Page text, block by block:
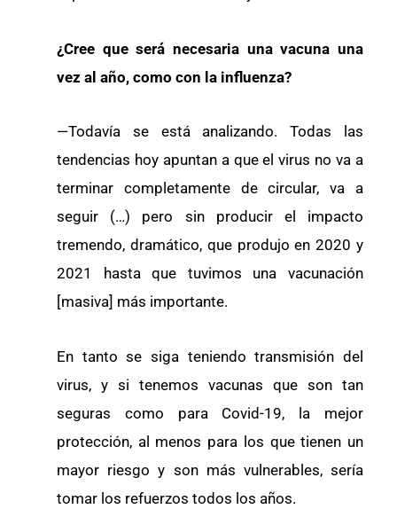
¿Cree que será necesaria una vacuna una
vez al año, como con la influenza?
—Todavía se está analizando. Todas las
tendencias hoy apuntan a que el virus no va a
terminar completamente de circular, va a
seguir (…) pero sin producir el impacto
tremendo, dramático, que produjo en 2020 y
2021 hasta que tuvimos una vacunación
[masiva] más importante.
En tanto se siga teniendo transmisión del
virus, y si tenemos vacunas que son tan
seguras como para Covid-19, la mejor
protección, al menos para los que tienen un
mayor riesgo y son más vulnerables, sería
tomar los refuerzos todos los años.